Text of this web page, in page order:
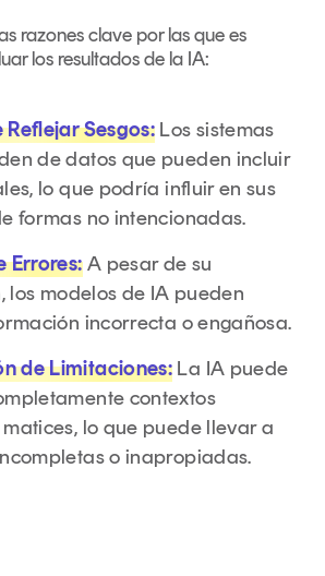
razones clave por las que es
los resultados de la IA:
Reflejar Sesgos: Los sistemas
de datos que pueden incluir
lo que podría influir en sus
formas no intencionadas.
Errores:A pesar de su
los modelos de IA pueden
incorrecta o engañosa.
de Limitaciones: La IA puede
contextos
lo que puede llevar a
o inapropiadas.